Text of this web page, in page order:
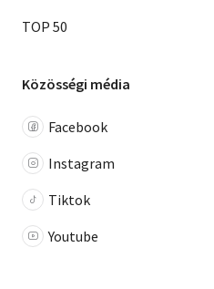
TOP 50
Közösségi média
Facebook
Instagram
Tiktok
Youtube